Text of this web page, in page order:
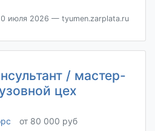
июля 2026 — tyumen.zarplata.ru
/ мастер-
цех
от 80 000 руб